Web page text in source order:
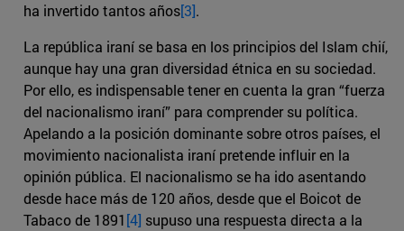
ha invertido tantos años[3].
La república iraní se basa en los principios del Islam chií,
aunque hay una gran diversidad étnica en su sociedad.
Por ello, es indispensable tener en cuenta la gran “fuerza
del nacionalismo iraní” para comprender su política.
Apelando a la posición dominante sobre otros países, el
movimiento nacionalista iraní pretende influir en la
opinión pública. El nacionalismo se ha ido asentando
desde hace más de 120 años, desde que el Boicot de
Tabaco de 1891[4] supuso una respuesta directa a la